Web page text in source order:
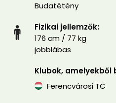
Budatétény
Fizikai jellemzők:
176 cm / 77 kg
jobblábas
Klubok,
Ferencvárosi TC